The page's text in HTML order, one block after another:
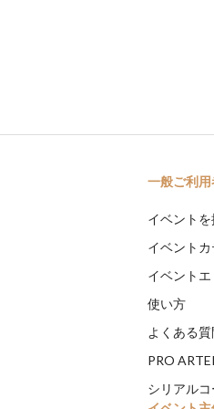
一般ご利
イベントを
イベント
イベント
使い方
よくある質
PRO
シリアル